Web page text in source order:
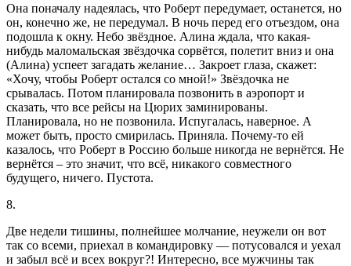
Она поначалу надеялась, что Роберт передумает, останется, но
он, конечно же, не передумал. В ночь перед его отъездом, она
подошла к окну. Небо звёздное. Алина ждала, что какая-
нибудь маломальская звёздочка сорвётся, полетит вниз и она
(Алина) успеет загадать желание… Закроет глаза, скажет:
«Хочу, чтобы Роберт остался со мной!» Звёздочка не
срывалась. Потом планировала позвонить в аэропорт и
сказать, что все рейсы на Цюрих заминированы.
Планировала, но не позвонила. Испугалась, наверное. А
может быть, просто смирилась. Приняла. Почему-то ей
казалось, что Роберт в Россию больше никогда не вернётся. Не
вернётся – это значит, что всё, никакого совместного
будущего, ничего. Пустота.
8.
Две недели тишины, полнейшее молчание, неужели он вот
так со всеми, приехал в командировку — потусовался и уехал
и забыл всё и всех вокруг?! Интересно, все мужчины так